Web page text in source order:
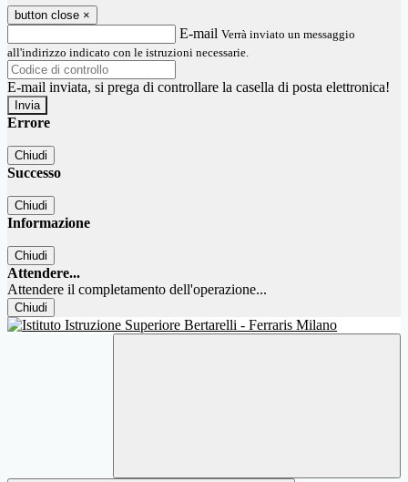
button close ×
E-mail Verrà inviato un messaggio
all'indirizzo indicato con le istruzioni necessarie.
E-mail inviata, si prega di controllare la casella di posta elettronica!
Errore
Chiudi
Successo
Chiudi
Informazione
Chiudi
Attendere...
Attendere il completamento dell'operazione...
Chiudi